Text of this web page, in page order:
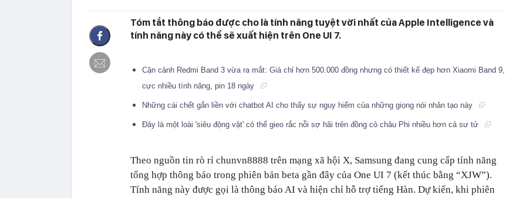
Tóm tắt thông báo được cho là tính năng tuyệt vời nhất của Apple Intelligence và
tính năng này có thể sẽ xuất hiện trên One UI 7.
Cận cảnh Redmi Band 3 vừa ra mắt: Giá chỉ hơn 500.000 đồng nhưng có thiết kế đẹp hơn Xiaomi Band 9,
cực nhiều tính năng, pin 18 ngày
Những cái chết gắn liền với chatbot AI cho thấy sự nguy hiểm của những giọng nói nhân tạo này
Đây là một loài 'siêu động vật' có thể gieo rắc nỗi sợ hãi trên đồng cỏ châu Phi nhiều hơn cả sư tử
Theo nguồn tin rò rỉ chunvn8888 trên mạng xã hội X, Samsung đang cung cấp tính năng
tổng hợp thông báo trong phiên bản beta gần đây của One UI 7 (kết thúc bằng “XJW”).
Tính năng này được gọi là thông báo AI và hiện chỉ hỗ trợ tiếng Hàn. Dự kiến, khi phiên